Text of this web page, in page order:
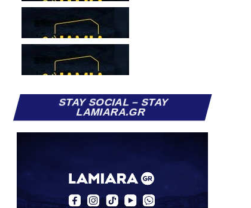
STAY SOCIAL – STAY
LAMIARA.GR